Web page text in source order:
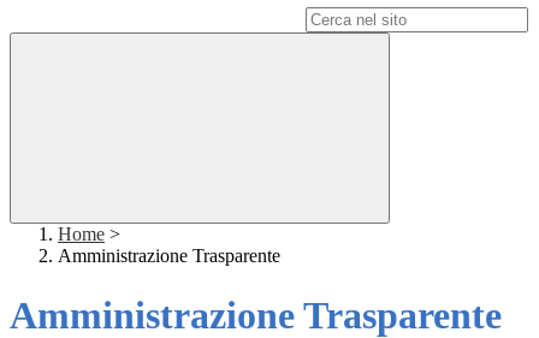
Home >
Amministrazione Trasparente
Amministrazione Trasparente